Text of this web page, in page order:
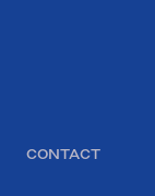
CONTACT